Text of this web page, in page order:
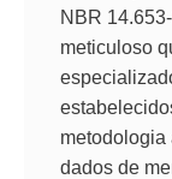
NBR
meticuloso
metodologia
dados de